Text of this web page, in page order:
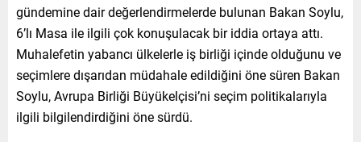
gündemine dair değerlendirmelerde bulunan Bakan Soylu,
6’lı Masa ile ilgili çok konuşulacak bir iddia ortaya attı.
Muhalefetin yabancı ülkelerle iş birliği içinde olduğunu ve
seçimlere dışarıdan müdahale edildiğini öne süren Bakan
Soylu, Avrupa Birliği Büyükelçisi’ni seçim politikalarıyla
ilgili bilgilendirdiğini öne sürdü.